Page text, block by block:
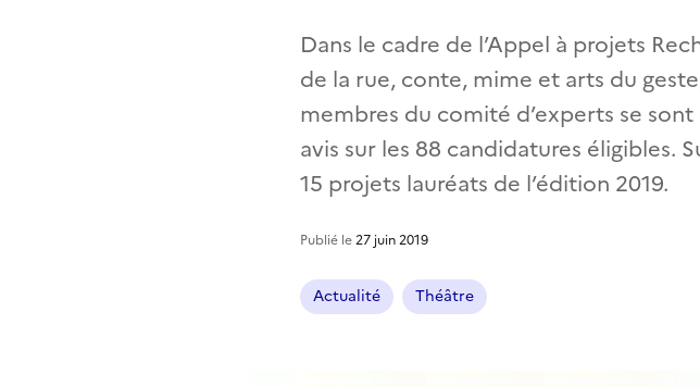
Dans le cadre de l’Appel à projets
de la rue, conte, mime et arts du
membres du comité d’experts se
avis sur les 88 candidatures éligibles.
15 projets lauréats de l’édition 2019.
Publié le27 juin 2019
Actualité Théâtre